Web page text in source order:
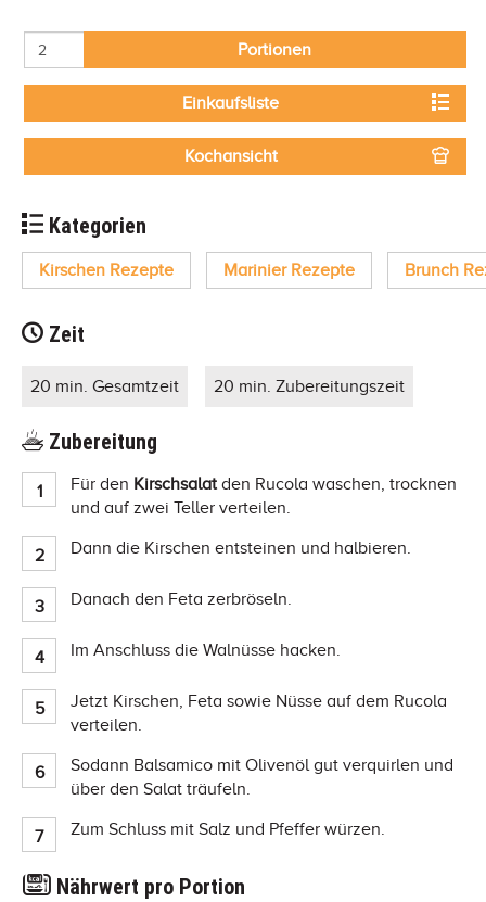
Portionen
Einkaufsliste
Kochansicht
Kategorien
Kirschen Rezepte Marinier Rezepte Brunch
Zeit
20 min. Gesamtzeit 20 min. Zubereitungszeit
Zubereitung
Für den Kirschsalatden Rucola waschen, trocknen
und auf zwei Teller verteilen.
Dann die Kirschen entsteinen und halbieren.
Danach den Feta zerbröseln.
Im Anschluss die Walnüsse hacken.
Jetzt Kirschen, Feta sowie Nüsse auf dem Rucola
verteilen.
Sodann Balsamico mit Olivenöl gut verquirlen und
über den Salat träufeln.
Zum Schluss mit Salz und Pfeffer würzen.
Nährwert pro Portion